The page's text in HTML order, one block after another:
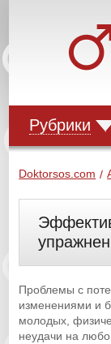
Рубрики
Doktorsos.com /
Проблемы с
изменениями и
молодых,
неудачи на